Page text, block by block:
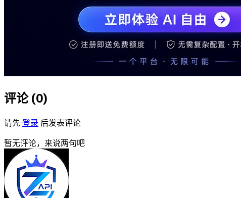
评论 (0)
请先 登录 后发表评论
暂无评论，来说两句吧